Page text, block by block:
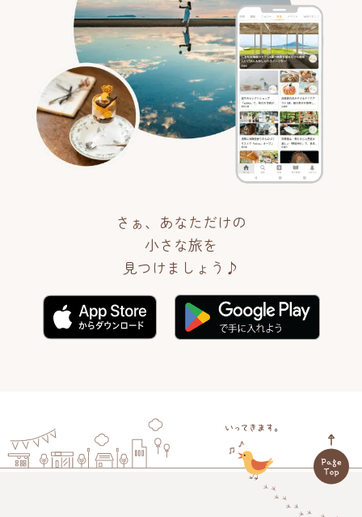
さぁ、あなただけの
小さな旅を
見つけましょう♪